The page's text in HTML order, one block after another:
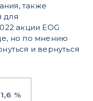
также
для
акции EOG
но по мнению
и вернуться
%